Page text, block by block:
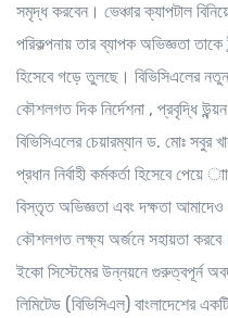
সমৃদ্ধ করবেন। ভেঞ্চার ক্যাপটাল
পরিকল্পনায় তার ব্যাপক অভিজ্ঞতা
হিসেবে গড়ে তুলছে। বিভিসিএলের নতুন
কৌশলগত দিক নির্দেশনা , প্রবৃদ্ধি
বিভিসিএলের চেয়ারম্যান ড. মোঃ
প্রধান নির্বাহী কর্মকর্তা হিসেবে পেয়ে
বিস্তৃত অভিজ্ঞতা এবং দক্ষতা
কৌশলগত লক্ষ্য অর্জনে সহায়তা করবে।
ইকো সিস্টেমের উন্নয়নে গুরুত্বপূর্ন
লিমিটেড (বিভিসিএল) বাংলাদেশের